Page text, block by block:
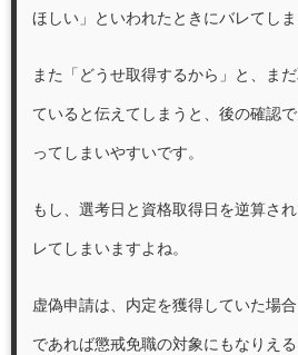
ほしい」といわれたときにバレてしま
また「どうせ取得するから」と、ま
ていると伝えてしまうと、後の確認
ってしまいやすいです。
もし、選考日と資格取得日を逆算さ
レてしまいますよね。
虚偽申請は、内定を獲得していた場
であれば懲戒免職の対象にもなりえ